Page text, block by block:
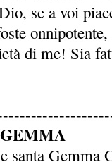
se a voi
di me! Sia
santa Gemma